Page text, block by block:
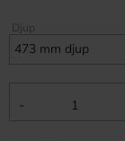
Djup
-